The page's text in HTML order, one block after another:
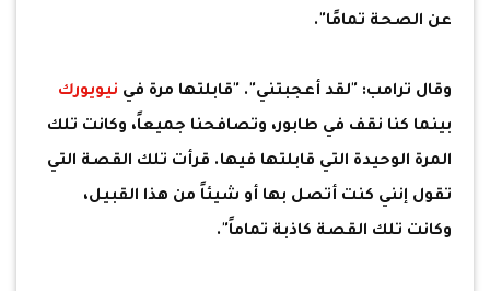
عن الصحة تمامًا".
وقال ترامب: "لقد أعجبتني". "قابلتها مرة في نيويورك
بينما كنا نقف في طابور، وتصافحنا جميعاً، وكانت تلك
المرة الوحيدة التي قابلتها فيها. قرأت تلك القصة التي
تقول إنني كنت أتصل بها أو شيئاً من هذا القبيل،
وكانت تلك القصة كاذبة تماماً".